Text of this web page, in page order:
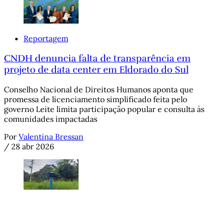
Reportagem
CNDH denuncia falta de transparência em
projeto de data center em Eldorado do Sul
Conselho Nacional de Direitos Humanos aponta que
promessa de licenciamento simplificado feita pelo
governo Leite limita participação popular e consulta às
comunidades impactadas
Por Valentina Bressan
/ 28 abr 2026